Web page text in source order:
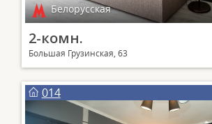
Белорусская
2-комн.
Большая Грузинская, 63
014